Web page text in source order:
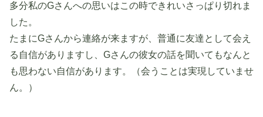
多分私のGさんへの思いはこの時できれいさっぱり切れま
した。
たまにGさんから連絡が来ますが、普通に友達として会え
る自信がありますし、Gさんの彼女の話を聞いてもなんと
も思わない自信があります。（会うことは実現していませ
ん。）